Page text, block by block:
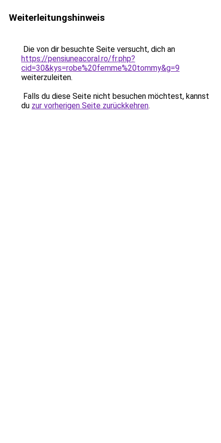
Weiterleitungshinweis
Die von dir besuchte Seite versucht, dich an
https://pensiuneacoral.ro/fr.php?
cid=30&kys=robe%20femme%20tommy&g=9
weiterzuleiten.
Falls du diese Seite nicht besuchen möchtest, kannst
du zur vorherigen Seite zurückkehren.